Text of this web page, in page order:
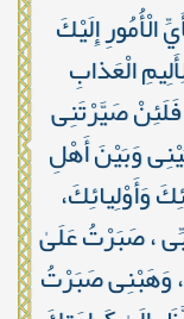
الْأُمُورِ إِلَيْكَ
الْعَذابِ
فَلَئِنْ صَيَّرْتَنِى
وَبَيْنَ أَهْلِ
وَأَوْلِيائِكَ،
، صَبَرْتُ عَلَىٰ
وَهَبْنِى صَبَرْتُ